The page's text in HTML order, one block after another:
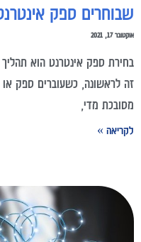
שבוחרים ספק
אוקטובר 17, 2021
בחירת ספק אינטרנט הוא
זה לראשונה, כשעוברים ספק
מסובכת מדי,
לקריאה »